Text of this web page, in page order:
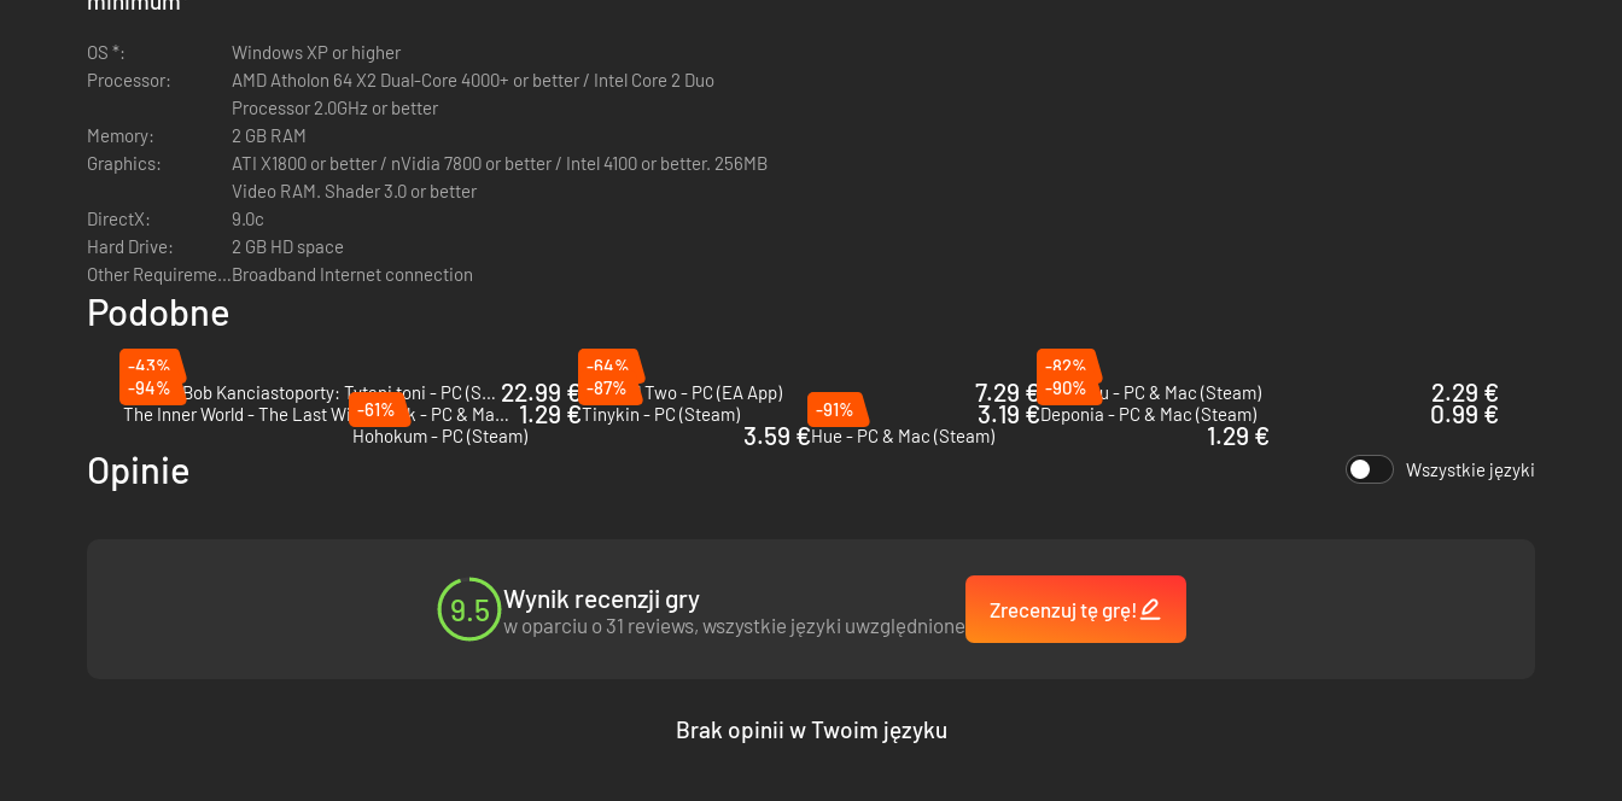
OS *:
Windows XP or higher
Processor:
AMD Atholon 64 X2 Dual-Core 4000+ or better / Intel Core 2 Duo
Processor 2.0GHz or better
Memory:
2 GB RAM
Graphics:
ATI X1800 or better / nVidia 7800 or better / Intel 4100 or better. 256MB
Video RAM. Shader 3.0 or better
DirectX:
9.0c
Hard Drive:
2 GB HD space
Other Requirements:Broadband Internet connection
Podobne
-43%
SpongeBob Kanciastoporty: Tytani toni - PC (Steam) 22.99 €
-64%
Unravel Two - PC (EA App)
7.29 €
-82%
Pikuniku - PC & Mac (Steam)
2.29 €
-94%
The Inner World - The Last Wind Monk - PC & Mac (Steam) 1.29 €
-87%
Tinykin - PC (Steam)
3.19 €
-90%
Deponia - PC & Mac (Steam)
0.99 €
-61%
Hohokum - PC (Steam)
3.59 €
-91%
Hue - PC & Mac (Steam)
1.29 €
Opinie Wszystkie języki
9.5 Wynik recenzji gry
w oparciu o 31 reviews, wszystkie języki uwzględnione
Zrecenzuj tę grę!
Brak opinii w Twoim języku